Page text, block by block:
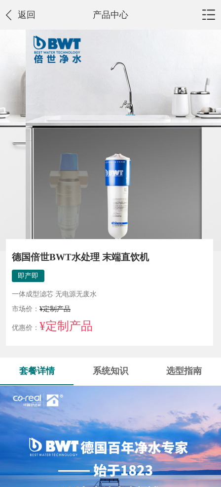
返回 产品中心
德国倍世BWT水处理 末端直饮机
即产即
分净化，
保留有益
一体成型滤芯 无电源无废水
市场价： ¥定制产品
优惠价： ¥定制产品
套餐详情 系统知识 选型指南